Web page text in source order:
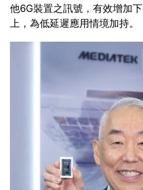
他6G裝置之訊號，有效增加
上，為低延遲應用情境加持。